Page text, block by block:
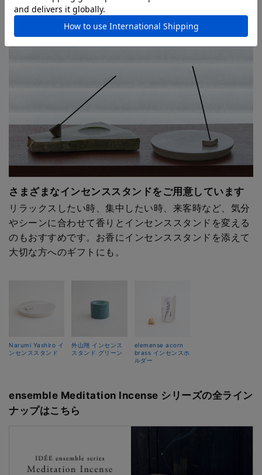
けるアイテムです。
さまざまなインセンススタンドをご用意しています
リラックスしたい時、集中したい時、来客時など、気分
やシーンに合わせて香りとインセンススタンドを変える
のもおすすめです。お香にインセンススタンドを添えて
大切な方へのギフトにも。
Narumi Yashiro イ
ンセンススタンド
外山翔 インセンス
スタンド グリーン
elemense acorn
brass インセンスホ
ルダー
ensemble Meditation Incense シリーズの全ライン
ナップはこちら